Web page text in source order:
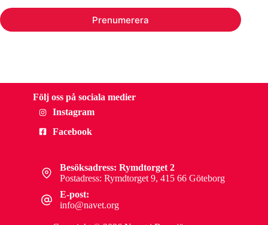
Prenumerera
Följ oss på sociala medier
Instagram
Facebook
Besöksadress: Rymdtorget 2
Postadress: Rymdtorget 9, 415 66 Göteborg
E-post:
info@navet.org